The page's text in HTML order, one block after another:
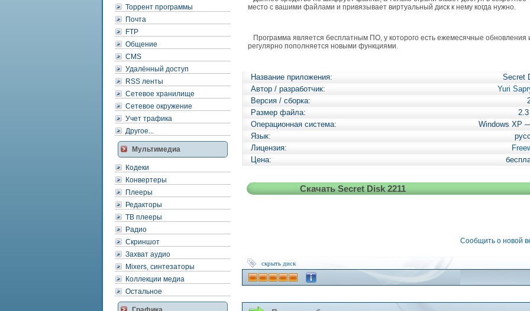
Торрент программы
Почта
FTP
Общение
CMS
Удалённый доступ
RSS ленты
Сетевое хранилище
Сетевое окружение
Учет трафика
Другое...
Мультимедиа
Кодеки
Конвертеры
Плееры
Редакторы
ТВ плееры
Радио
Скриншот
Захват аудио
Mixers, синтезаторы
Коллекции медиа
Остальное
место с вашими файлами и привязывает виртуальный диск к нему когда нужно.
Программа является бесплатным ПО, у которого есть ежемесячные обновления
регулярно пополняется новыми функциями.
Название приложения:
Secret
Автор / разработчик:
Yuri
Версия / сборка:
Размер файла:
Операционная система:
Windows XP
Язык:
Лицензия:
Цена:
Скачать Secret Disk 2211
Сообщить о новой
скрыть диск